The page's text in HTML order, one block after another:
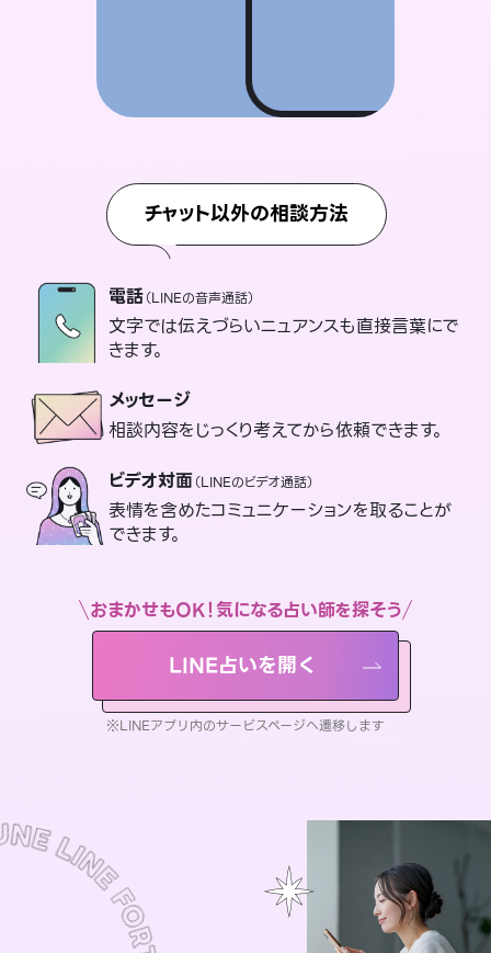
チャット以外の相談方法
電話（LINEの音声通話）
文字では伝えづらいニュアンスも直接言葉にで
きます。
メッセージ
相談内容をじっくり考えてから依頼できます。
ビデオ対面（LINEのビデオ通話）
表情を含めたコミュニケーションを取ることが
できます。
おまかせもOK！気になる占い師を探そう
LINE占いを開く
※LINEアプリ内のサービスページへ遷移します